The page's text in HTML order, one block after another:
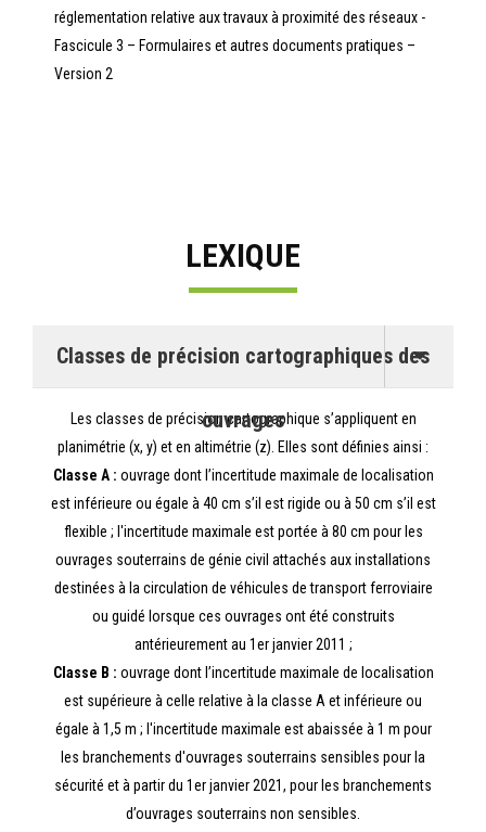
réglementation relative aux travaux à proximité des réseaux -
Fascicule 3 – Formulaires et autres documents pratiques –
Version 2
LEXIQUE
Classes de précision cartographiques des
ouvrages
Les classes de précision cartographique s’appliquent en
planimétrie (x, y) et en altimétrie (z). Elles sont définies ainsi :
Classe A : ouvrage dont l’incertitude maximale de localisation
est inférieure ou égale à 40 cm s’il est rigide ou à 50 cm s’il est
flexible ; l'incertitude maximale est portée à 80 cm pour les
ouvrages souterrains de génie civil attachés aux installations
destinées à la circulation de véhicules de transport ferroviaire
ou guidé lorsque ces ouvrages ont été construits
antérieurement au 1er janvier 2011 ;
Classe B : ouvrage dont l’incertitude maximale de localisation
est supérieure à celle relative à la classe A et inférieure ou
égale à 1,5 m ; l'incertitude maximale est abaissée à 1 m pour
les branchements d'ouvrages souterrains sensibles pour la
sécurité et à partir du 1er janvier 2021, pour les branchements
d’ouvrages souterrains non sensibles.